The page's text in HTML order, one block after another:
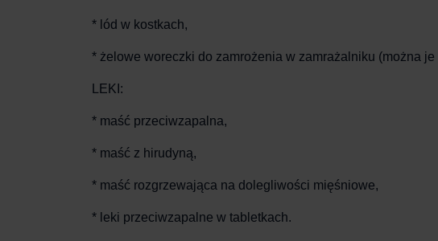
* lód w kostkach,
* żelowe woreczki do zamrożenia w zamrażalniku (można je
LEKI:
* maść przeciwzapalna,
* maść z hirudyną,
* maść rozgrzewająca na dolegliwości mięśniowe,
* leki przeciwzapalne w tabletkach.